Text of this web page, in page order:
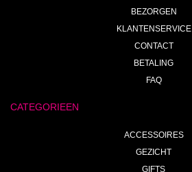
BEZORGEN
KLANTENSERVICE
CONTACT
BETALING
FAQ
CATEGORIEEN
ACCESSOIRES
GEZICHT
GIFTS